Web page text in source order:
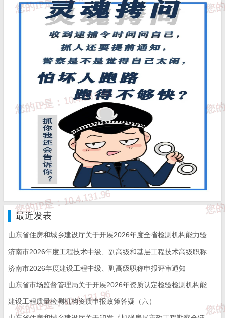
最近发表
济南市2026年度建设工程中级、副高级职称申报评审通知
建设工程质量检测机构资质申报政策答疑（六）